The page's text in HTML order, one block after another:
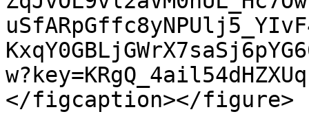
</figcaption></figure>